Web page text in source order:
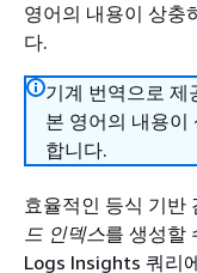
영어의 내용이 상충
다.
기계 번역으로 제
본 영어의 내용이
합니다.
효율적인 등식 기반
드 인덱스를 생성할
Logs Insights 쿼리